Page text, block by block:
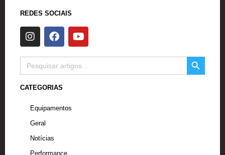
REDES SOCIAIS
I
n
t
a
r
m
F
a
e
b
o
Y
o
t
u
Search
for:
SEARCH BUTTON
CATEGORIAS
Equipamentos
Geral
Notícias
Performance